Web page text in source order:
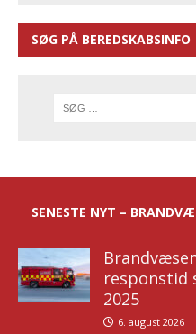
SØG PÅ BEREDSKABSINFO
SENESTE NYT –
responstid
2025
6. august 2026